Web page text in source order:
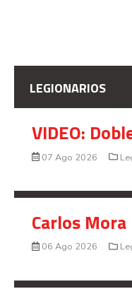
LEGIONARIOS
VIDEO:
07 Ago 2026
Carlos
06 Ago 2026